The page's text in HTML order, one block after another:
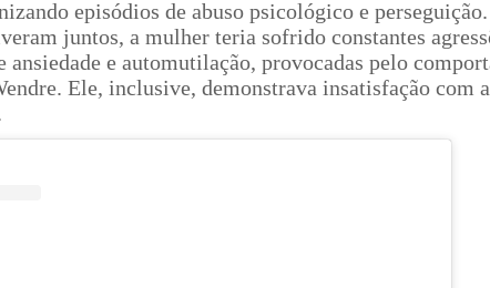
episódios de abuso psicológico e
juntos, a mulher teria sofrido constantes
ansiedade e automutilação, provocadas pelo
Ele, inclusive, demonstrava insatisfação com